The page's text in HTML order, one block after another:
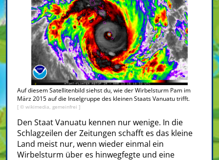
Auf diesem Satellitenbild siehst du, wie der Wirbelsturm Pam im
März 2015 auf die Inselgruppe des kleinen Staats Vanuatu trifft.
[ © wikimedia, gemeinfrei ]
Den Staat Vanuatu kennen nur wenige. In die
Schlagzeilen der Zeitungen schafft es das kleine
Land meist nur, wenn wieder einmal ein
Wirbelsturm über es hinwegfegte und eine